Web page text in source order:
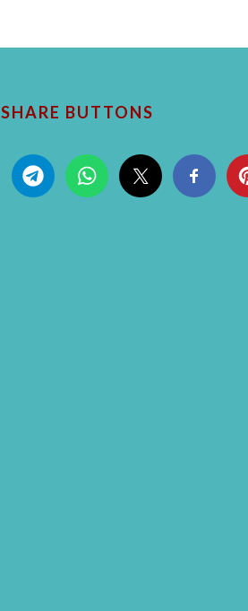
SHARE BUTTONS